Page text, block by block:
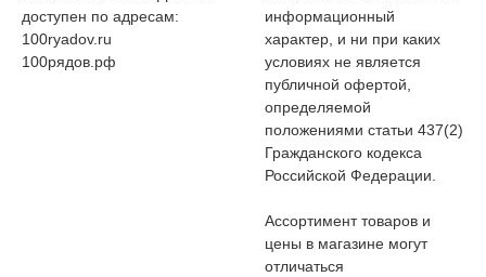
доступен по адресам:
100ryadov.ru
100рядов.рф
информационный
характер, и ни при каких
условиях не является
публичной офертой,
определяемой
положениями статьи 437(2)
Гражданского кодекса
Российской Федерации.
Ассортимент товаров и
цены в магазине могут
отличаться